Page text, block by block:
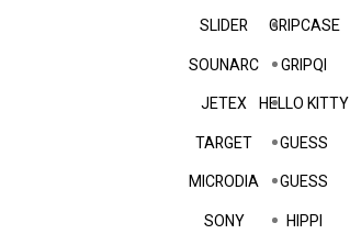
GRIPCASE
GRIPQI
HELLO KITTY
GUESS
GUESS
HIPPI
SLIDER
SOUNARC
JETEX
TARGET
MICRODIA
SONY